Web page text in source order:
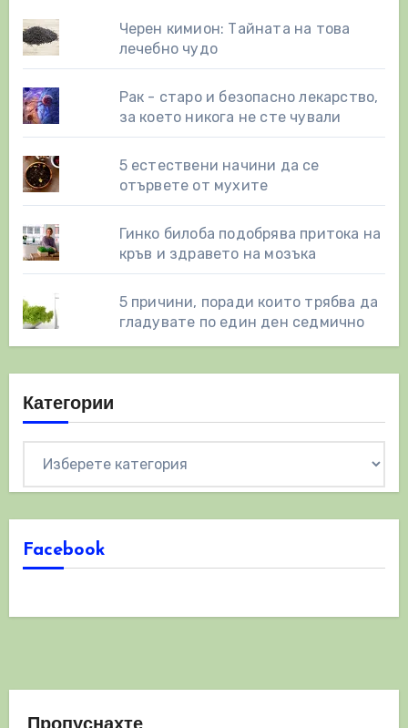
Черен кимион: Тайната на това
лечебно чудо
Рак - старо и безопасно лекарство,
за което никога не сте чували
5 естествени начини да се
отървете от мухите
Гинко билоба подобрява притока на
кръв и здравето на мозъка
5 причини, поради които трябва да
гладувате по един ден седмично
Категории
Facebook